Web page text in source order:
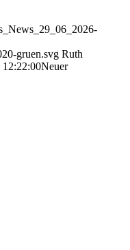
gruen.svg Ruth
12:22:00Neuer